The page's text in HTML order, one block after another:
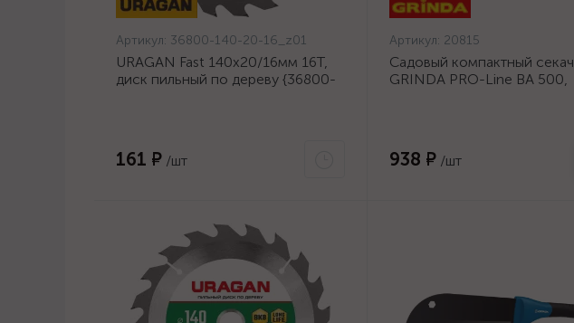
Артикул: 36800-140-20-16_z01
URAGAN Fast 140x20/16мм 16Т,
диск пильный по дереву {36800-
161 ₽ /шт
Артикул: 20815
Садовый компактный секач
GRINDA PRO-Line BA 500,
938 ₽ /шт